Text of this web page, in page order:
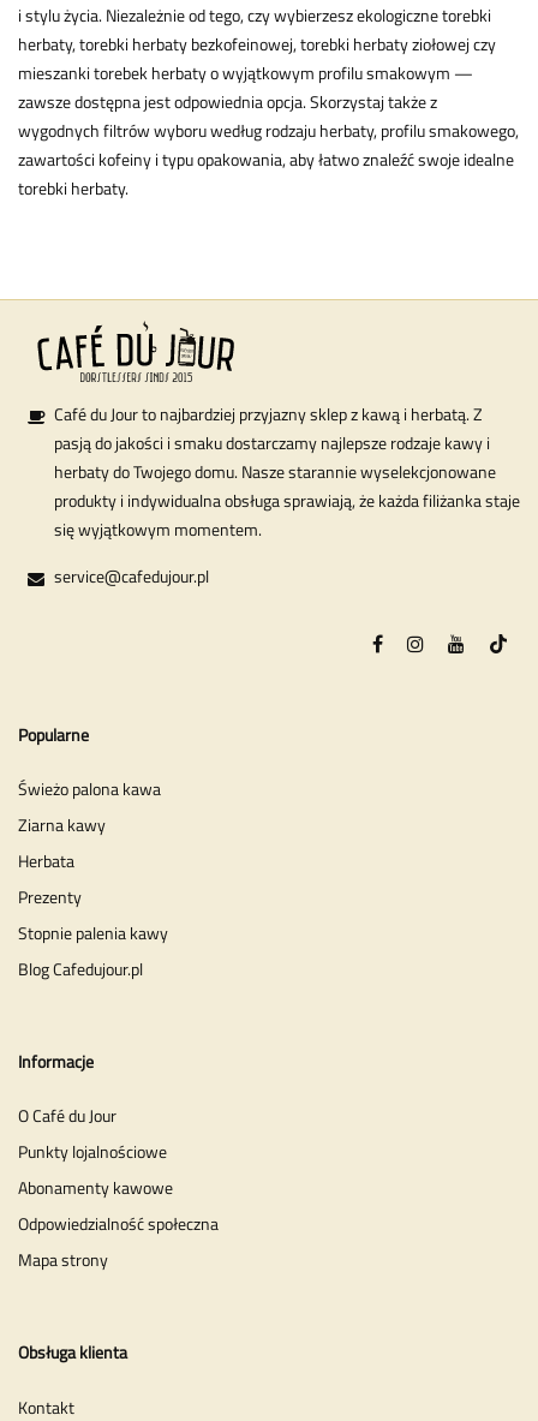
i stylu życia. Niezależnie od tego, czy wybierzesz ekologiczne torebki
herbaty, torebki herbaty bezkofeinowej, torebki herbaty ziołowej czy
mieszanki torebek herbaty o wyjątkowym profilu smakowym —
zawsze dostępna jest odpowiednia opcja. Skorzystaj także z
wygodnych filtrów wyboru według rodzaju herbaty, profilu smakowego,
zawartości kofeiny i typu opakowania, aby łatwo znaleźć swoje idealne
torebki herbaty.
Café du Jour to najbardziej przyjazny sklep z kawą i herbatą. Z
pasją do jakości i smaku dostarczamy najlepsze rodzaje kawy i
herbaty do Twojego domu. Nasze starannie wyselekcjonowane
produkty i indywidualna obsługa sprawiają, że każda filiżanka staje
się wyjątkowym momentem.
service@cafedujour.pl
Popularne
Świeżo palona kawa
Ziarna kawy
Herbata
Prezenty
Stopnie palenia kawy
Blog Cafedujour.pl
Informacje
O Café du Jour
Punkty lojalnościowe
Abonamenty kawowe
Odpowiedzialność społeczna
Mapa strony
Obsługa klienta
Kontakt